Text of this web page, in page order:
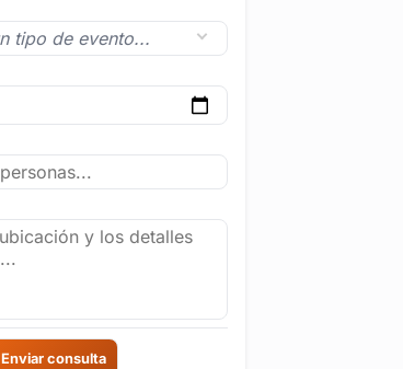
Enviar consulta